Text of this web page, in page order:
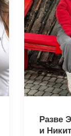
Разве
и